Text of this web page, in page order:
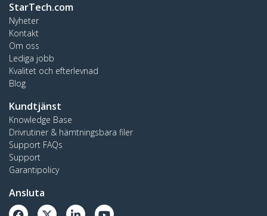
StarTech.com
Nyheter
Kontakt
Om oss
Lediga jobb
Kvalitet och efterlevnad
Blog
Kundtjänst
Knowledge Base
Drivrutiner & hämtningsbara filer
Support FAQs
Support
Garantipolicy
Ansluta